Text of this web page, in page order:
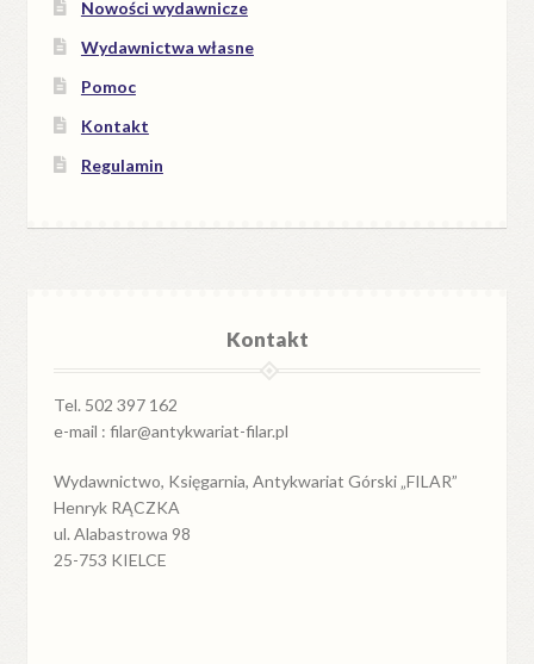
Nowości wydawnicze
Wydawnictwa własne
Pomoc
Kontakt
Regulamin
Kontakt
Tel. 502 397 162
e-mail : filar@antykwariat-filar.pl
Wydawnictwo, Księgarnia, Antykwariat Górski „FILAR”
Henryk RĄCZKA
ul. Alabastrowa 98
25-753 KIELCE